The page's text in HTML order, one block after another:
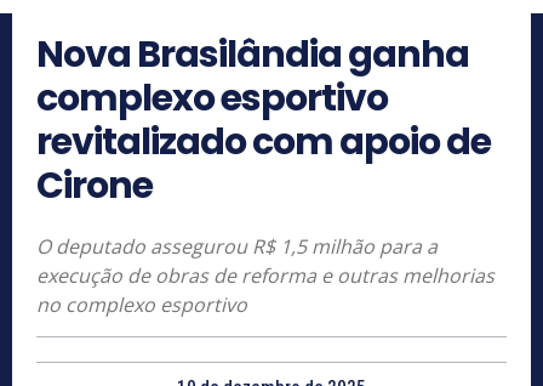
Nova Brasilândia ganha
complexo esportivo
revitalizado com apoio de
Cirone
O deputado assegurou R$ 1,5 milhão para a
execução de obras de reforma e outras melhorias
no complexo esportivo